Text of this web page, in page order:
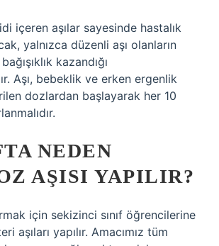
içeren aşılar sayesinde hastalık
yalnızca düzenli aşı olanların
kazandığı
Aşı, bebeklik ve erken ergenlik
dozlardan başlayarak her 10
NEDEN
AŞISI YAPILIR?
için sekizinci sınıf öğrencilerine
aşıları yapılır. Amacımız tüm